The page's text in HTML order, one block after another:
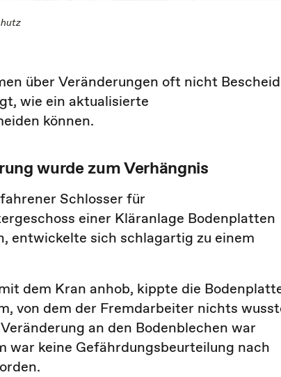
über Veränderungen oft nicht
wie ein aktualisierte
können.
wurde zum Verhängnis
Schlosser für
einer Kläranlage Bodenplatten
entwickelte sich schlagartig zu einem
dem Kran anhob, kippte die
von dem der Fremdarbeiter nichts
an den Bodenblechen war
keine Gefährdungsbeurteilung nach